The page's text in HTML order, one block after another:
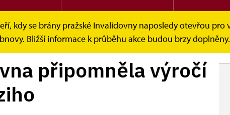
kdy se brány pražské Invalidovny naposledy otevřou
Bližší informace k průběhu akce budou brzy doplněny.
připomněla...
připomněla výročí